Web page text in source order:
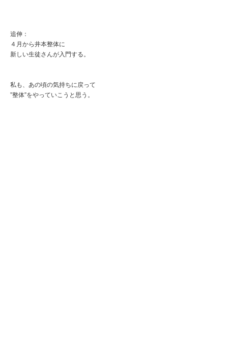
追伸：
４月から井本整体に
新しい生徒さんが入門する。
私も、あの頃の気持ちに戻って
”整体”をやっていこうと思う。